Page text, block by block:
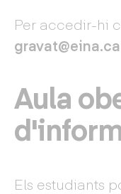
Per accedir-hi
Aula
Els estudiants